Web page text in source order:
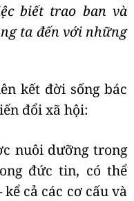
biết trao ban và
ta đến với những
kết đời sống bác
đổi xã hội:
nuôi dưỡng trong
đức tin, có thể
cả các cơ cấu và